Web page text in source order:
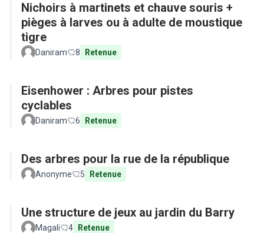
Nichoirs à martinets et chauve souris +
pièges à larves ou à adulte de moustique
tigre
Daniram 8 Retenue
Eisenhower : Arbres pour pistes
cyclables
Daniram 6 Retenue
Des arbres pour la rue de la république
Anonyme 5 Retenue
Une structure de jeux au jardin du Barry
Magali 4 Retenue